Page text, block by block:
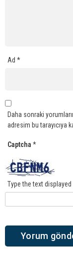
Ad *
Daha sonraki
adresim bu tarayıcıya
Captcha *
Type the text displayed